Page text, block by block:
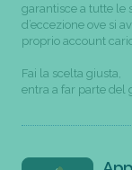
garantisce a tutte le
d’eccezione ove si
proprio account
Fai la scelta giusta,
entra a far parte del